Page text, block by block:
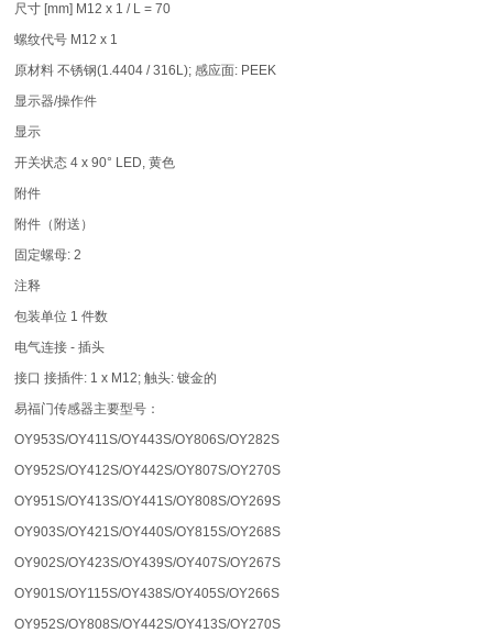
尺寸 [mm] M12 x 1 / L = 70
螺纹代号 M12 x 1
原材料 不锈钢(1.4404 / 316L); 感应面: PEEK
显示器/操作件
显示
开关状态 4 x 90° LED, 黄色
附件
附件（附送）
固定螺母: 2
注释
包装单位 1 件数
电气连接 - 插头
接口 接插件: 1 x M12; 触头: 镀金的
易福门传感器主要型号：
OY953S/OY411S/OY443S/OY806S/OY282S
OY952S/OY412S/OY442S/OY807S/OY270S
OY951S/OY413S/OY441S/OY808S/OY269S
OY903S/OY421S/OY440S/OY815S/OY268S
OY902S/OY423S/OY439S/OY407S/OY267S
OY901S/OY115S/OY438S/OY405S/OY266S
OY952S/OY808S/OY442S/OY413S/OY270S